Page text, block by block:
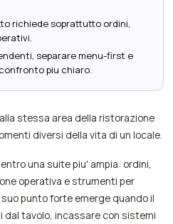
richiede soprattutto ordini,
separare menu-first e
piu chiaro.
stessa area della ristorazione
diversi della vita di un locale.
una suite piu' ampia: ordini,
operativa e strumenti per
punto forte emerge quando il
dal tavolo, incassare con sistemi